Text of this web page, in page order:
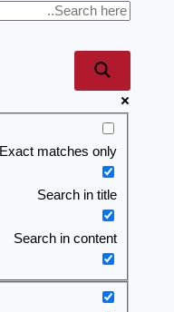
Exact matches only
Search in title
Search in content